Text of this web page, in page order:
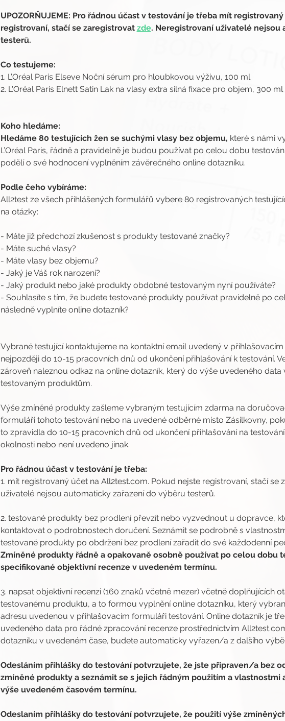
UPOZORŇUJEME: Pro řádnou účast v testování je třeba mít
registrovaní, stačí se zaregistrovat zde. Neregistrovaní uživatelé nejsou
testerů.
Co testujeme:
1. L’Oréal Paris Elseve Noční sérum pro hloubkovou výživu, 100 ml
2. L'Oréal Paris Elnett Satin Lak na vlasy extra silná fixace pro objem, 300 ml
Koho hledáme:
Hledáme 80 testujících žen se suchými vlasy bez objemu, které s námi
L’Oréal Paris, řádně a pravidelně je budou používat po celou dobu
podělí o své hodnocení vyplněním závěrečného online dotazníku.
Podle čeho vybíráme:
All2test ze všech přihlášených formulářů vybere 80 registrovaných
na otázky:
- Máte již předchozí zkušenost s produkty testované značky?
- Máte suché vlasy?
- Máte vlasy bez objemu?
- Jaký je Váš rok narození?
- Jaký produkt nebo jaké produkty obdobné testovaným nyní používáte?
- Souhlasíte s tím, že budete testované produkty používat pravidelně po
následně vyplníte online dotazník?
Vybrané testující kontaktujeme na kontaktní email uvedený v
nejpozději do 10-15 pracovních dnů od ukončení přihlašování k testování.
zároveň naleznou odkaz na online dotazník, který do výše uvedeného data
testovaným produktům.
Výše zmíněné produkty zašleme vybraným testujícím zdarma na
formuláři tohoto testování nebo na uvedené odběrné místo Zásilkovny,
to zpravidla do 10-15 pracovních dnů od ukončení přihlašování na
okolnosti nebo není uvedeno jinak.
Pro řádnou účast v testování je třeba:
1. mít registrovaný účet na All2test.com. Pokud nejste registrovaní, stačí se
uživatelé nejsou automaticky zařazení do výběru testerů.
2. testované produkty bez prodlení převzít nebo vyzvednout u dopravce,
kontaktovat o podrobnostech doručení. Seznámit se podrobně s
testované produkty po obdržení bez prodlení zařadit do své každodenní
Zmíněné produkty řádně a opakovaně osobně používat po celou dobu
specifikované objektivní recenze v uvedeném termínu.
3. napsat objektivní recenzi (160 znaků včetně mezer) včetně doplňujících
testovanému produktu, a to formou vyplnění online dotazníku, který
adresu uvedenou v přihlašovacím formuláři testování. Online dotazník je
uvedeného data pro řádné zpracování recenze prostřednictvím
dotazníku v uvedeném čase, budete automaticky vyřazen/a z dalšího
Odesláním přihlášky do testování potvrzujete, že jste připraven/a bez
zmíněné produkty a seznámit se s jejich řádným použitím a
výše uvedeném časovém termínu.
Odeslaním příhlášky do testování potvrzujete, že použití výše